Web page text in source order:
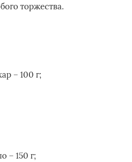
торжества.
– 100 г;
– 150 г;